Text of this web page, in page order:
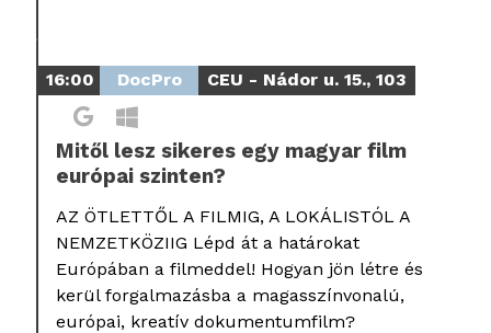
16:00 DocPro CEU - Nádor u. 15., 103
Mitől lesz sikeres egy magyar film
európai szinten?
AZ ÖTLETTŐL A FILMIG, A LOKÁLISTÓL A
NEMZETKÖZIIG Lépd át a határokat
Európában a filmeddel! Hogyan jön létre és
kerül forgalmazásba a magasszínvonalú,
európai, kreatív dokumentumfilm?